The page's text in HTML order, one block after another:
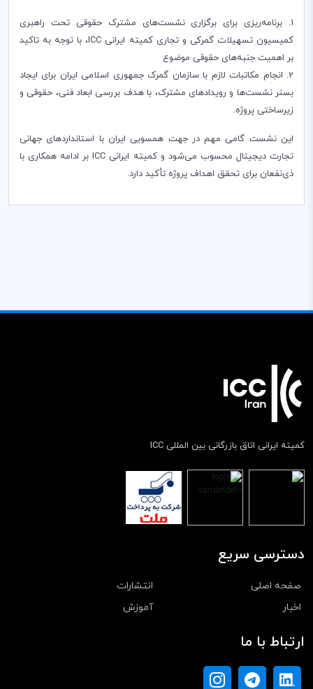
1. برنامه‌ریزی برای برگزاری نشست‌های مشترک حقوقی تحت راهبری
کمیسیون تسهیلات گمرکی و تجاری کمیته ایرانی ICC، با توجه به تاکید
بر اهمیت جنبه‌های حقوقی موضوع
2. انجام مکاتبات لازم با سازمان گمرک جمهوری اسلامی ایران برای ایجاد
بستر نشست‌ها و رویدادهای مشترک، با هدف بررسی ابعاد فنی، حقوقی و
زیرساختی پروژه.
این نشست گامی مهم در جهت همسویی ایران با استانداردهای جهانی
تجارت دیجیتال محسوب می‌شود و کمیته ایرانی ICC بر ادامه همکاری با
ذی‌نفعان برای تحقق اهداف پروژه تأکید دارد.
کمیته ایرانی اتاق بازرگانی بین المللی ICC
دسترسی سریع
صفحه اصلی
انتشارات
اخبار
آموزش
ارتباط با ما